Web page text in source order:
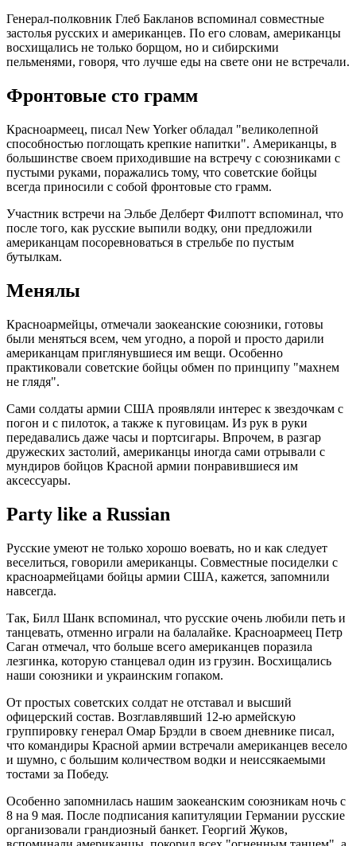
Генерал-полковник Глеб Бакланов вспоминал совместные
застолья русских и американцев. По его словам, американцы
восхищались не только борщом, но и сибирскими
пельменями, говоря, что лучше еды на свете они не встречали.
Фронтовые сто грамм
Красноармеец, писал New Yorker обладал "великолепной
способностью поглощать крепкие напитки". Американцы, в
большинстве своем приходившие на встречу с союзниками с
пустыми руками, поражались тому, что советские бойцы
всегда приносили с собой фронтовые сто грамм.
Участник встречи на Эльбе Делберт Филпотт вспоминал, что
после того, как русские выпили водку, они предложили
американцам посоревноваться в стрельбе по пустым
бутылкам.
Менялы
Красноармейцы, отмечали заокеанские союзники, готовы
были меняться всем, чем угодно, а порой и просто дарили
американцам приглянувшиеся им вещи. Особенно
практиковали советские бойцы обмен по принципу "махнем
не глядя".
Сами солдаты армии США проявляли интерес к звездочкам с
погон и с пилоток, а также к пуговицам. Из рук в руки
передавались даже часы и портсигары. Впрочем, в разгар
дружеских застолий, американцы иногда сами отрывали с
мундиров бойцов Красной армии понравившиеся им
аксессуары.
Party like a Russian
Русские умеют не только хорошо воевать, но и как следует
веселиться, говорили американцы. Совместные посиделки с
красноармейцами бойцы армии США, кажется, запомнили
навсегда.
Так, Билл Шанк вспоминал, что русские очень любили петь и
танцевать, отменно играли на балалайке. Красноармеец Петр
Саган отмечал, что больше всего американцев поразила
лезгинка, которую станцевал один из грузин. Восхищались
наши союзники и украинским гопаком.
От простых советских солдат не отставал и высший
офицерский состав. Возглавлявший 12-ю армейскую
группировку генерал Омар Брэдли в своем дневнике писал,
что командиры Красной армии встречали американцев весело
и шумно, с большим количеством водки и неиссякаемыми
тостами за Победу.
Особенно запомнилась нашим заокеанским союзникам ночь с
8 на 9 мая. После подписания капитуляции Германии русские
организовали грандиозный банкет. Георгий Жуков,